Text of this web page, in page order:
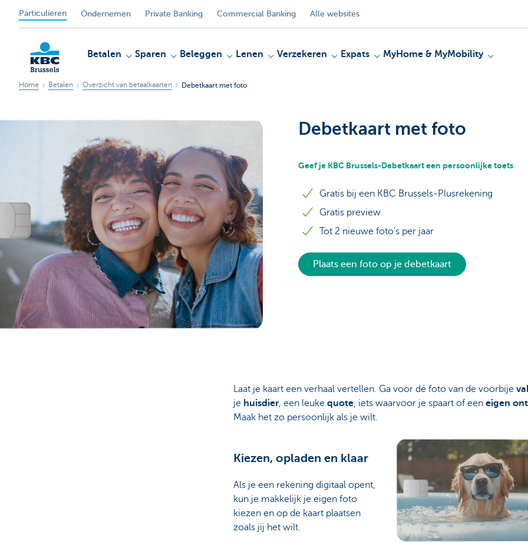
Particulieren Ondernemen Private Banking Commercial Banking Alle websites
KBC
Brussels
Betalen Sparen Beleggen Lenen Verzekeren Expats MyHome & MyMobility
Home Betalen Overzicht van betaalkaarten Debetkaart met foto
Debetkaart met foto
Geef je KBC Brussels-Debetkaart een persoonlijke toets
Gratis bij een KBC Brussels-Plusrekening
Gratis preview
Tot 2 nieuwe foto's per jaar
Plaats een foto op je debetkaart
Laat je kaart een verhaal vertellen. Ga voor dé foto van de voorbije
je huisdier, een leuke quote, iets waarvoor je spaart of een eigen
Maak het zo persoonlijk als je wilt.
Kiezen, opladen en klaar
Als je een rekening digitaal opent,
kun je makkelijk je eigen foto
kiezen en op de kaart plaatsen
zoals jij het wilt.